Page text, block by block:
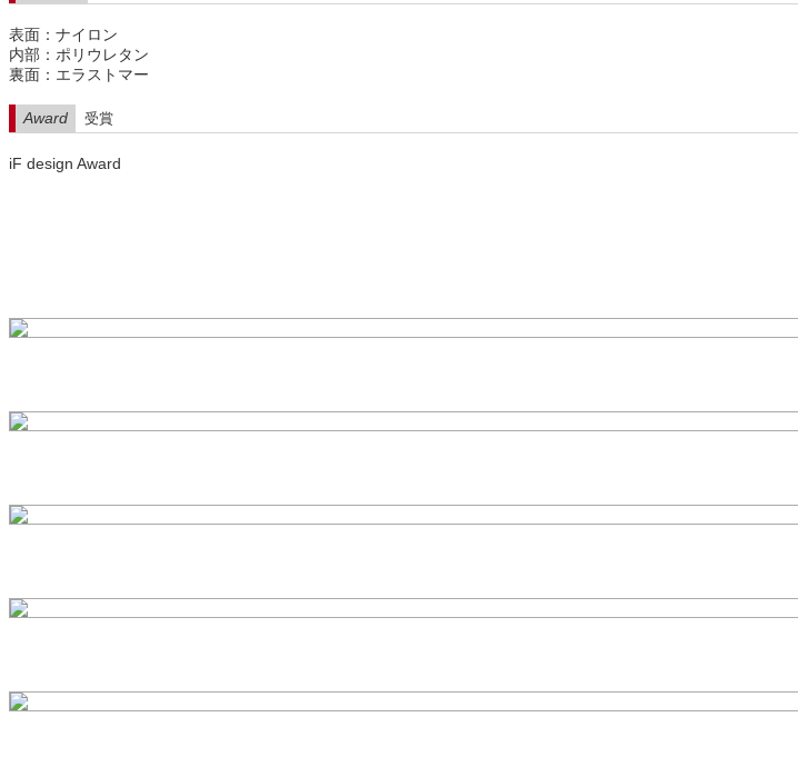
表面：ナイロン
内部：ポリウレタン
裏面：エラストマー
Award 受賞
iF design Award